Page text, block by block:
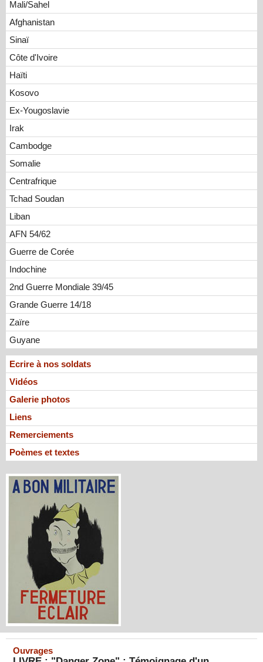
Mali/Sahel
Afghanistan
Sinaï
Côte d'Ivoire
Haïti
Kosovo
Ex-Yougoslavie
Irak
Cambodge
Somalie
Centrafrique
Tchad Soudan
Liban
AFN 54/62
Guerre de Corée
Indochine
2nd Guerre Mondiale 39/45
Grande Guerre 14/18
Zaïre
Guyane
Ecrire à nos soldats
Vidéos
Galerie photos
Liens
Remerciements
Poèmes et textes
Ouvrages